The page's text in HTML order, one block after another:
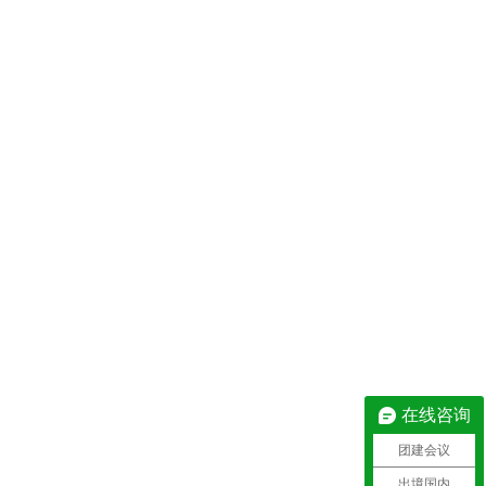
在线咨询
团建会议